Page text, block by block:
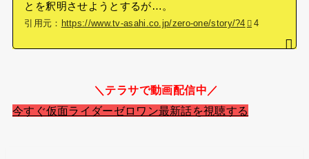
とを釈明させようとするが…。
引用元： https://www.tv-asahi.co.jp/zero-one/story/?4 4
＼テラサで動画配信中／
今すぐ仮面ライダーゼロワン最新話を視聴する